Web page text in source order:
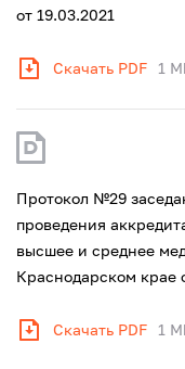
от 19.03.2021
Скачать PDF 1
Протокол №29
проведения
высшее и среднее
Краснодарском крае
Скачать PDF 1